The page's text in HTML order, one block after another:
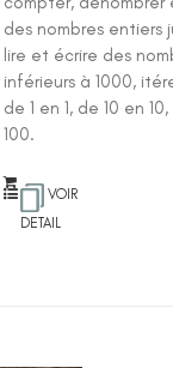
des nombres entiers
lire et écrire des
inférieurs à 1000,
de 1 en 1, de 10 en
100.
VOIR
DETAIL